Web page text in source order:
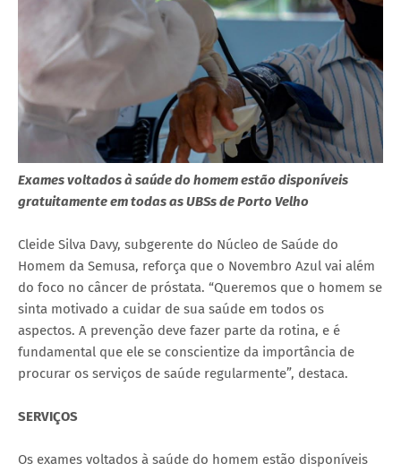
Exames voltados à saúde do homem estão disponíveis
gratuitamente em todas as UBSs de Porto Velho
Cleide Silva Davy, subgerente do Núcleo de Saúde do
Homem da Semusa, reforça que o Novembro Azul vai além
do foco no câncer de próstata. “Queremos que o homem se
sinta motivado a cuidar de sua saúde em todos os
aspectos. A prevenção deve fazer parte da rotina, e é
fundamental que ele se conscientize da importância de
procurar os serviços de saúde regularmente”, destaca.
SERVIÇOS
Os exames voltados à saúde do homem estão disponíveis